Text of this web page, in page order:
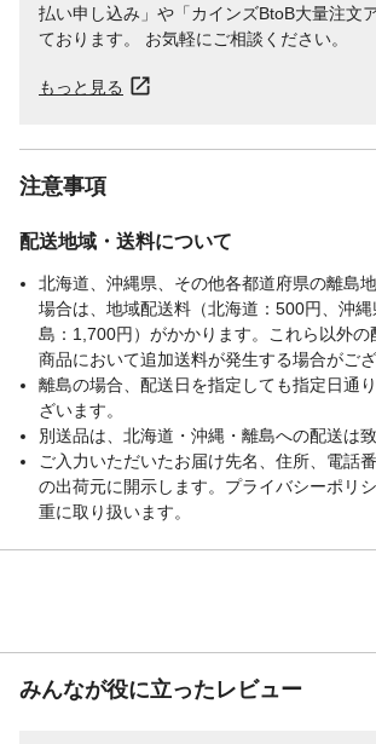
払い申し込み」や「カインズBtoB大量注文
ております。 お気軽にご相談ください。
もっと見る
注意事項
配送地域・送料について
北海道、沖縄県、その他各都道府県の離島
場合は、地域配送料（北海道：500円、沖
島：1,700円）がかかります。これら以外
商品において追加送料が発生する場合がござ
離島の場合、配送日を指定しても指定日通
ざいます。
別送品は、北海道・沖縄・離島への配送は致
ご入力いただいたお届け先名、住所、電話
の出荷元に開示します。プライバシーポリ
重に取り扱います。
みんなが役に立ったレビュー